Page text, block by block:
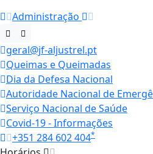
Administração
geral@jf-aljustrel.pt
Queimas e Queimadas
Dia da Defesa Nacional
Autoridade Nacional de
Serviço Nacional de Saúde
Covid-19 - Informações
+351 284 602 404*